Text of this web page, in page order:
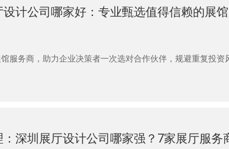
服务商，助力企业决策者一次选对合作伙伴，规避重复投资